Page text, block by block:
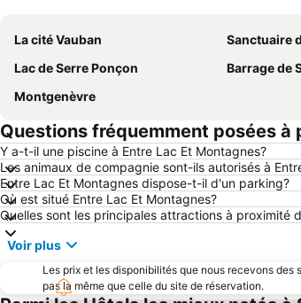
La cité Vauban Sanctuaire de
Lac de Serre Ponçon
Barrage de
Montgenèvre
Questions fréquemment posées à
Y a-t-il une piscine à Entre Lac Et Montagnes?
Les animaux de compagnie sont-ils autorisés à
Entre Lac Et Montagnes dispose-t-il d'un parking?
Où est situé Entre Lac Et Montagnes?
Quelles sont les principales attractions à proximité
Voir plus
Les prix et les disponibilités que nous recevons
pas la même que celle du site de réservation.